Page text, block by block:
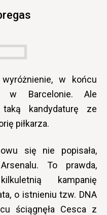
w końcu
Barcelonie. Ale
kandydaturę ze
piłkarza.
się nie popisała,
To prawda,
kampanię
o istnieniu tzw. DNA
ściągnęła Cesca z